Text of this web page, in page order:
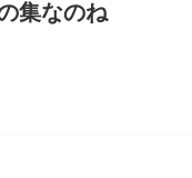
集なのね